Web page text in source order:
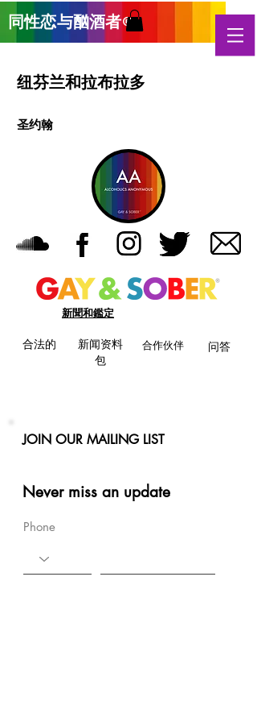
同性恋与酗酒者®
纽芬兰和拉布拉多
圣约翰
新聞和鑑定
合法的
新闻资料
包
合作伙伴 问答
JOIN OUR MAILING LIST
Never miss an update
Phone